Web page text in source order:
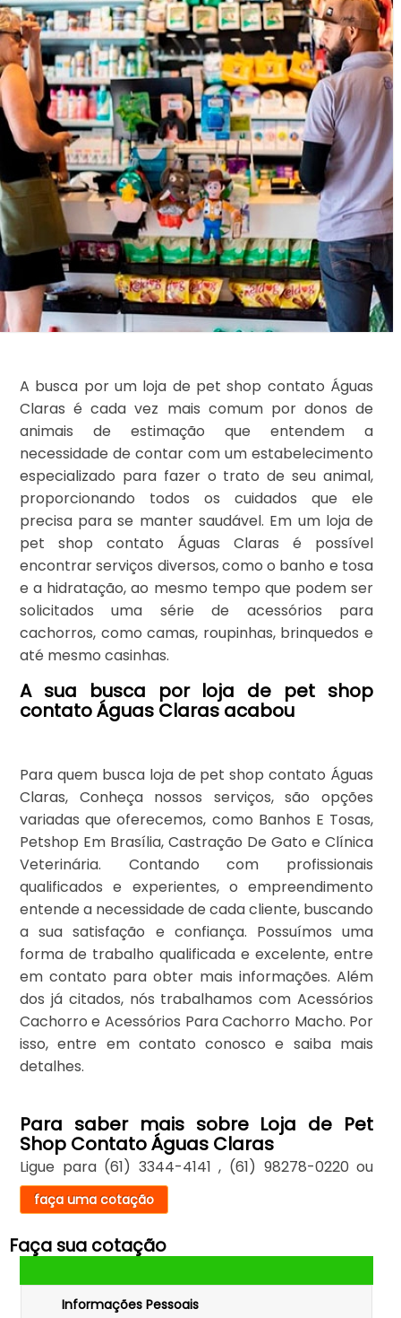
A busca por um loja de pet shop contato Águas
Claras é cada vez mais comum por donos de
animais de estimação que entendem a
necessidade de contar com um estabelecimento
especializado para fazer o trato de seu animal,
proporcionando todos os cuidados que ele
precisa para se manter saudável. Em um loja de
pet shop contato Águas Claras é possível
encontrar serviços diversos, como o banho e tosa
e a hidratação, ao mesmo tempo que podem ser
solicitados uma série de acessórios para
cachorros, como camas, roupinhas, brinquedos e
até mesmo casinhas.
A sua busca por loja de pet shop
contato Águas Claras acabou
Para quem busca loja de pet shop contato Águas
Claras, Conheça nossos serviços, são opções
variadas que oferecemos, como Banhos E Tosas,
Petshop Em Brasília, Castração De Gato e Clínica
Veterinária. Contando com profissionais
qualificados e experientes, o empreendimento
entende a necessidade de cada cliente, buscando
a sua satisfação e confiança. Possuímos uma
forma de trabalho qualificada e excelente, entre
em contato para obter mais informações. Além
dos já citados, nós trabalhamos com Acessórios
Cachorro e Acessórios Para Cachorro Macho. Por
isso, entre em contato conosco e saiba mais
detalhes.
Para saber mais sobre Loja de Pet
Shop Contato Águas Claras
Ligue para (61) 3344-4141 , (61) 98278-0220 ou
faça uma cotação
Faça sua cotação
Informações Pessoais